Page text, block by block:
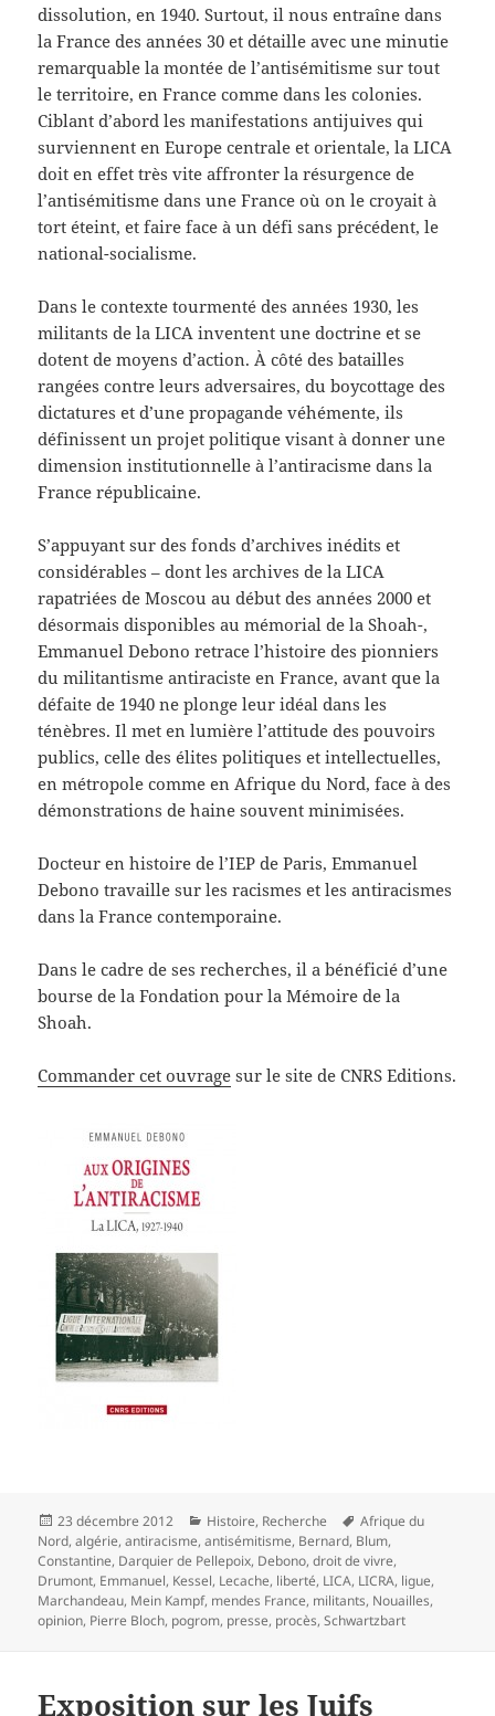
dissolution, en 1940. Surtout, il nous entraîne dans
la France des années 30 et détaille avec une minutie
remarquable la montée de l’antisémitisme sur tout
le territoire, en France comme dans les colonies.
Ciblant d’abord les manifestations antijuives qui
surviennent en Europe centrale et orientale, la LICA
doit en effet très vite affronter la résurgence de
l’antisémitisme dans une France où on le croyait à
tort éteint, et faire face à un défi sans précédent, le
national-socialisme.
Dans le contexte tourmenté des années 1930, les
militants de la LICA inventent une doctrine et se
dotent de moyens d’action. À côté des batailles
rangées contre leurs adversaires, du boycottage des
dictatures et d’une propagande véhémente, ils
définissent un projet politique visant à donner une
dimension institutionnelle à l’antiracisme dans la
France républicaine.
S’appuyant sur des fonds d’archives inédits et
considérables – dont les archives de la LICA
rapatriées de Moscou au début des années 2000 et
désormais disponibles au mémorial de la Shoah-,
Emmanuel Debono retrace l’histoire des pionniers
du militantisme antiraciste en France, avant que la
défaite de 1940 ne plonge leur idéal dans les
ténèbres. Il met en lumière l’attitude des pouvoirs
publics, celle des élites politiques et intellectuelles,
en métropole comme en Afrique du Nord, face à des
démonstrations de haine souvent minimisées.
Docteur en histoire de l’IEP de Paris, Emmanuel
Debono travaille sur les racismes et les antiracismes
dans la France contemporaine.
Dans le cadre de ses recherches, il a bénéficié d’une
bourse de la Fondation pour la Mémoire de la
Shoah.
Commander cet ouvrage sur le site de CNRS Editions.
Publié
le
23 décembre 2012 Catégories
Histoire, Recherche
Mots-
clés
Afrique du
Nord,algérie,antiracisme,antisémitisme, Bernard, Blum,
Constantine, Darquier de Pellepoix, Debono,droit de vivre,
Drumont, Emmanuel, Kessel, Lecache, liberté, LICA, LICRA, ligue,
Marchandeau, Mein Kampf, mendes France, militants, Nouailles,
opinion, Pierre Bloch, pogrom, presse, procès,Schwartzbart
Exposition sur les Juifs